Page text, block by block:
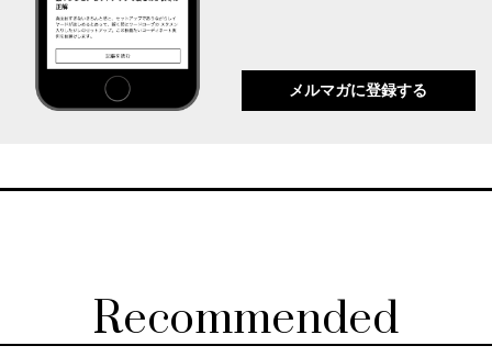
メルマガに登録する
Recommended